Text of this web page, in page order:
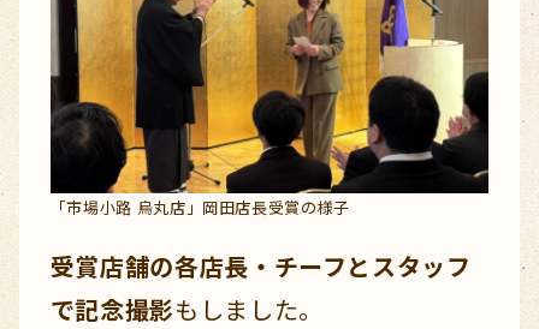
「市場小路 烏丸店」岡田店長受賞の様子
受賞店舗の各店長・チーフとスタッフ
で記念撮影もしました。